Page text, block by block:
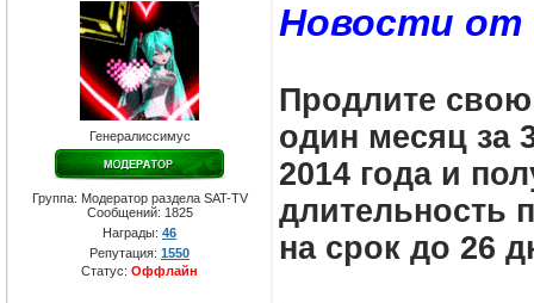
Генералиссимус
Группа: Модератор раздела SAT-TV
Сообщений: 1825
Награды: 46
Репутация: 1550
Статус: Оффлайн
Новости от
Продлите свою
один месяц за
2014 года и
длительность
на срок до 26